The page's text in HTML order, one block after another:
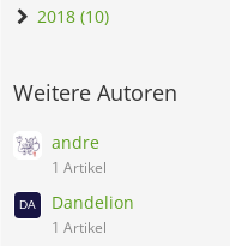
2018 (10)
Weitere Autoren
andre
1 Artikel
Dandelion
1 Artikel